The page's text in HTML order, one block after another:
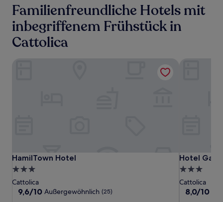
1 Übernachtung
von
2 Erwachsenen
gefunden
wurde.
und
Familienfreundliche Hotels mit
inbegriffenem Frühstück in
Cattolica
HamilTown
Hotel
HamilTown
Hotel
HamilTown Hotel
HamilTown Hotel
3.0-
Sterne-
Unterkunft
Cattolica
9.6
9,6/10 Außergewöhnlich (25)
HamilTown Hotel
Hotel
Gabbiano
Hotel
Hotel
3.0-
Sterne-
Unterkunft
Cattolica
8.0
8,0/10
Hotel